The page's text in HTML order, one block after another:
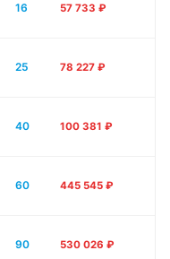
16 57 733 ₽
25 78 227 ₽
40 100 381 ₽
60 445 545 ₽
90 530 026 ₽